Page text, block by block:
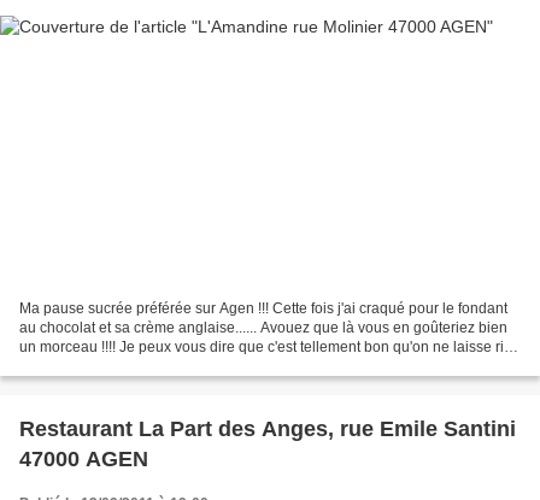
Ma pause sucrée préférée sur Agen !!! Cette fois j'ai craqué pour le fondant
au chocolat et sa crème anglaise...... Avouez que là vous en goûteriez bien
un morceau !!!! Je peux vous dire que c'est tellement bon qu'on ne laisse rien
Restaurant La Part des Anges, rue Emile Santini
47000 AGEN